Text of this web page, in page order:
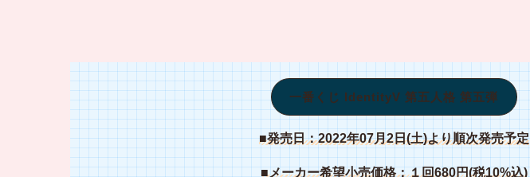
一番くじ IdentityV 第五人格 第五弾
■発売日：2022年07月2日(土)より順次発売予定
■メーカー希望小売価格：１回680円(税10%込)